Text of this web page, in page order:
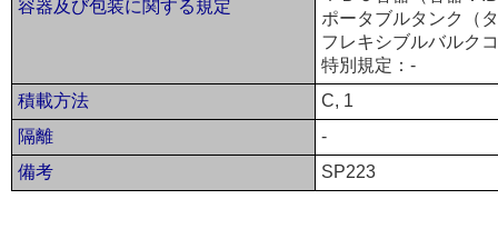
容器及び包装に関する規定
ポータブルタンク（
フレキシブルバルク
特別規定：-
積載方法
C, 1
隔離
-
備考
SP223